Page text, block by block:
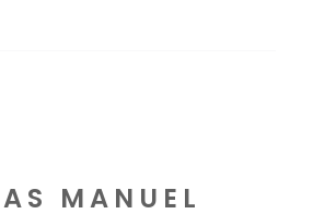
MANUEL